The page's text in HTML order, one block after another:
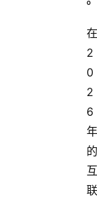
在
2
0
2
6
年
的
互
联